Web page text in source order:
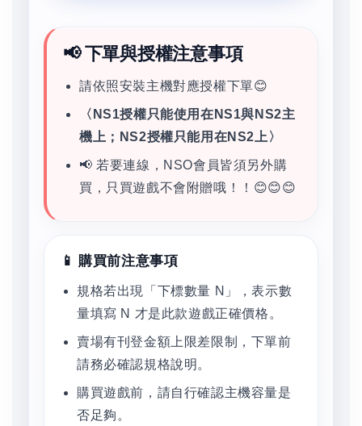
📢 下單與授權注意事項
請依照安裝主機對應授權下單😊
〈NS1授權只能使用在NS1與NS2主
機上；NS2授權只能用在NS2上〉
📢 若要連線，NSO會員皆須另外購
買，只買遊戲不會附贈哦！！😊😊😊
📱 購買前注意事項
規格若出現「下標數量 N」，表示數
量填寫 N 才是此款遊戲正確價格。
賣場有刊登金額上限差限制，下單前
請務必確認規格說明。
購買遊戲前，請自行確認主機容量是
否足夠。